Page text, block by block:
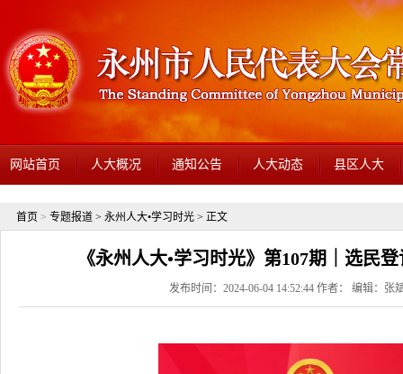
网站首页 人大概况 通知公告 人大动态 县区人大
首页 > 专题报道 > 永州人大•学习时光 > 正文
《永州人大•学习时光》第107期｜选民
发布时间：2024-06-04 14:52:44 作者： 编辑：张